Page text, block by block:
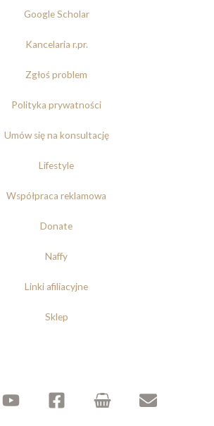
Google Scholar
Kancelaria r.pr.
Zgłoś problem
Polityka prywatności
Umów się na konsultację
Lifestyle
Współpraca reklamowa
Donate
Naffy
Linki afiliacyjne
Sklep